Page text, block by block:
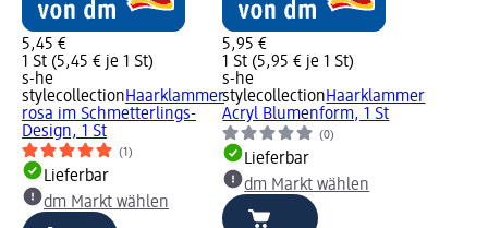
5,45 €
1 St (5,45 € je 1 St)
s-he
stylecollectionHaarklammer
rosa im Schmetterlings-
Design, 1 St
(1)
Lieferbar
dm Markt wählen
5,95 €
1 St (5,95 € je 1 St)
s-he
stylecollectionHaarklammer
Acryl Blumenform, 1 St
(0)
Lieferbar
dm Markt wählen